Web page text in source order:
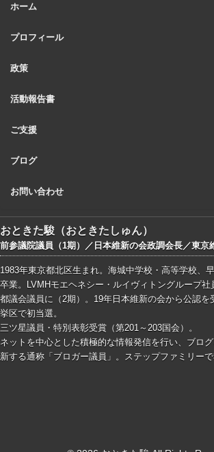
ホーム
プロフィール
政策
活動報告書
ご支援
ブログ
お問い合わせ
おときた駿（おときたしゅん）
前参議院議員（1期）／日本維新の会政調会長／東京
1983年東京都北区生まれ。海城中学校・高等学校、
卒業。LVMHモエヘネシー・ルイヴィトングループ
都議会議員に（2期）。19年日本維新の会から公認を
挙区で初当選。
三ツ星議員・特別表彰受賞（第201～203国会）。
ネットを中心とした積極的な情報発信を行い、ブロ
新する通称「ブロガー議員」。ステップファミリーで